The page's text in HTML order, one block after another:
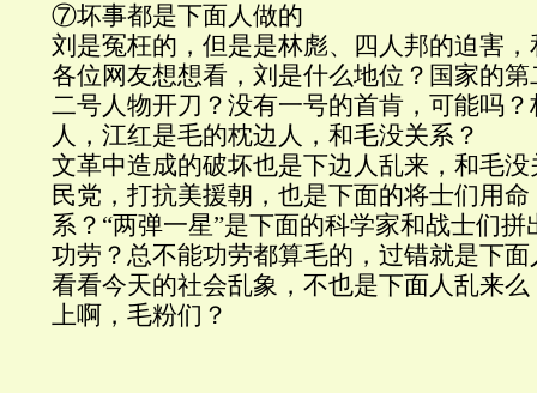
⑦坏事都是下面人做的
刘是冤枉的，但是是林彪、四人邦的迫害
各位网友想想看，刘是什么地位？国家的
二号人物开刀？没有一号的首肯，可能吗
人，江红是毛的枕边人，和毛没关系？
文革中造成的破坏也是下边人乱来，和毛
民党，打抗美援朝，也是下面的将士们用
系？“两弹一星”是下面的科学家和战士们
功劳？总不能功劳都算毛的，过错就是下
看看今天的社会乱象，不也是下面人乱来
上啊，毛粉们？